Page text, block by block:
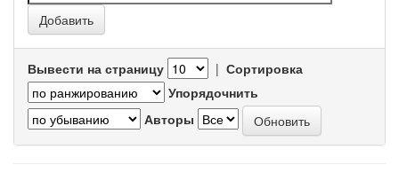
Вывести на страницу | Сортировка
Упорядочнить
Авторы